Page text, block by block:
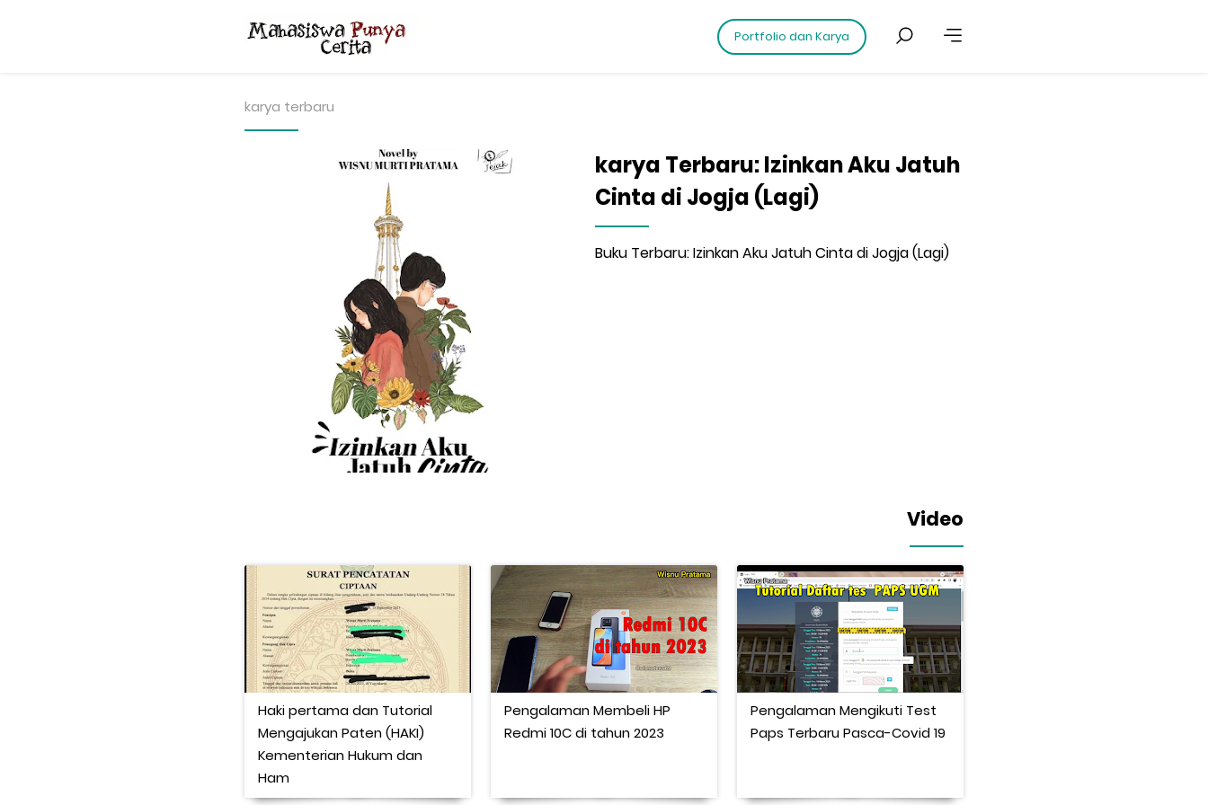
Portfolio dan Karya
karya terbaru
karya Terbaru: Izinkan Aku Jatuh
Cinta di Jogja (Lagi)
Buku Terbaru: Izinkan Aku Jatuh Cinta di Jogja (Lagi)
Video
Haki pertama dan Tutorial
Mengajukan Paten (HAKI)
Kementerian Hukum dan
Ham
Pengalaman Membeli HP
Redmi 10C di tahun 2023
Pengalaman Mengikuti Test
Paps Terbaru Pasca-Covid 19